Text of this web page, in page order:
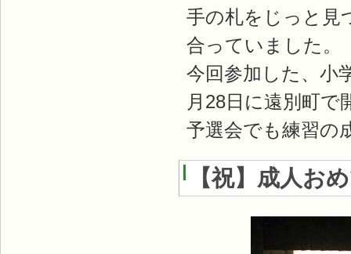
手の札をじっと見
合っていました。
今回参加した、小
月28日に遠別町で
予選会でも練習の
【祝】成人お